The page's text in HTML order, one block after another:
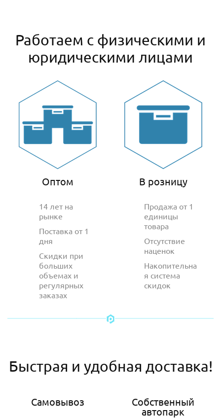
Работаем с физическими и
юридическими лицами
Оптом
14 лет на
рынке
Поставка от 1
дня
Скидки при
больших
объемах и
регулярных
заказах
В розницу
Продажа от 1
единицы
товара
Отсутствие
наценок
Накопительна
я система
скидок
Быстрая и удобная доставка!
Самовывоз
Собственный
автопарк